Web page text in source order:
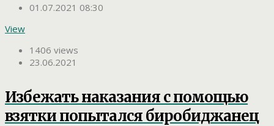
01.07.2021 08:30
View
1406 views
23.06.2021
Избежать наказания с помощью
взятки попытался биробиджанец